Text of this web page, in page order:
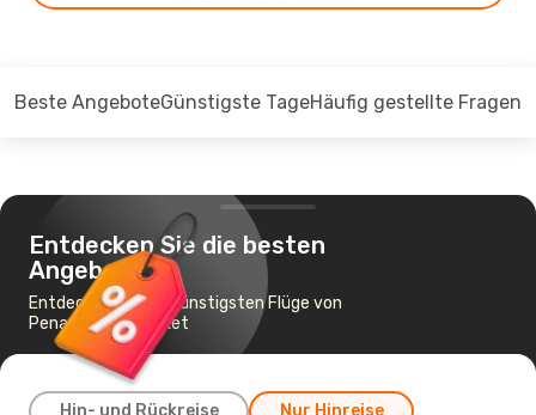
Beste AngeboteGünstigste TageHäufig gestellte Fragen
Entdecken Sie die besten
Angebote
Entdecken Sie die günstigsten Flüge von
Penang nach Phuket
Hin- und Rückreise Nur Hinreise